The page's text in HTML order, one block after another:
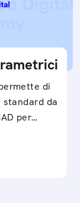
di
da
per…